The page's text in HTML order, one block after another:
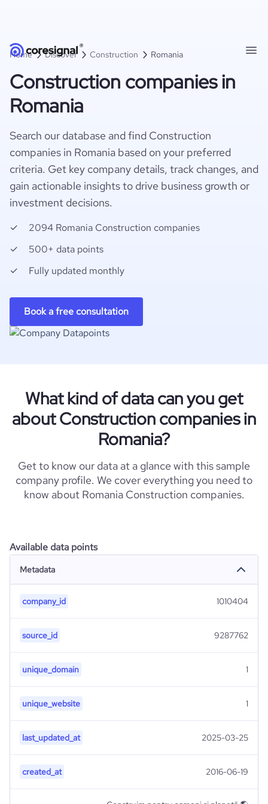
Home Discover Construction Romania
Construction companies in
Romania
Search our database and find Construction
companies in Romania based on your preferred
criteria. Get key company details, track changes, and
gain actionable insights to drive business growth or
investment decisions.
2094 Romania Construction companies
500+ data points
Fully updated monthly
Book a free consultation
What kind of data can you get
about Construction companies in
Romania?
Get to know our data at a glance with this sample
company profile. We cover everything you need to
know about Romania Construction companies.
Available data points
Metadata
company_id 1010404
source_id 9287762
unique_domain 1
unique_website 1
last_updated_at 2025-03-25
created_at 2016-06-19